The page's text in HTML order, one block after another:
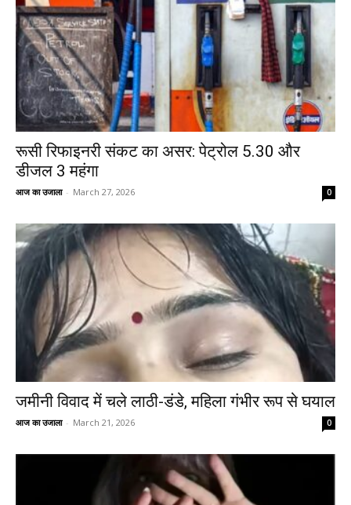
रूसी रिफाइनरी संकट का असर: पेट्रोल ₹5.30 और
डीजल ₹3 महंगा
आज का उजाला - March 27, 2026 0
जमीनी विवाद में चले लाठी-डंडे, महिला गंभीर रूप से घयाल
आज का उजाला - March 21, 2026 0